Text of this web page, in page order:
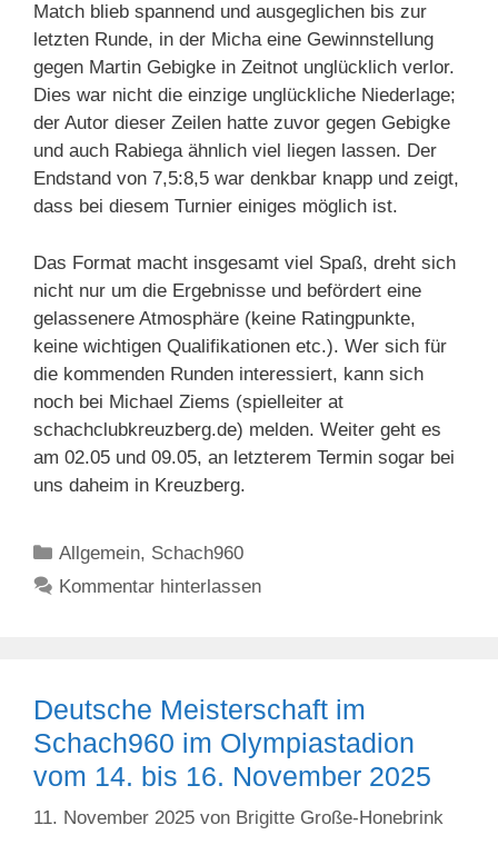
Match blieb spannend und ausgeglichen bis zur
letzten Runde, in der Micha eine Gewinnstellung
gegen Martin Gebigke in Zeitnot unglücklich verlor.
Dies war nicht die einzige unglückliche Niederlage;
der Autor dieser Zeilen hatte zuvor gegen Gebigke
und auch Rabiega ähnlich viel liegen lassen. Der
Endstand von 7,5:8,5 war denkbar knapp und zeigt,
dass bei diesem Turnier einiges möglich ist.
Das Format macht insgesamt viel Spaß, dreht sich
nicht nur um die Ergebnisse und befördert eine
gelassenere Atmosphäre (keine Ratingpunkte,
keine wichtigen Qualifikationen etc.). Wer sich für
die kommenden Runden interessiert, kann sich
noch bei Michael Ziems (spielleiter at
schachclubkreuzberg.de) melden. Weiter geht es
am 02.05 und 09.05, an letzterem Termin sogar bei
uns daheim in Kreuzberg.
Kategorien
Allgemein, Schach960
Kommentar hinterlassen
Deutsche Meisterschaft im
Schach960 im Olympiastadion
vom 14. bis 16. November 2025
11. November 2025 von Brigitte Große-Honebrink